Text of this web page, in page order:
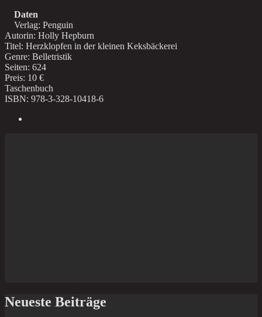
Daten
Verlag: Penguin
Autorin: Holly Hepburn
Titel: Herzklopfen in der kleinen Keksbäckerei
Genre: Belletristik
Seiten: 624
Preis: 10 €
Taschenbuch
ISBN: 978-3-328-10418-6
Neueste Beiträge